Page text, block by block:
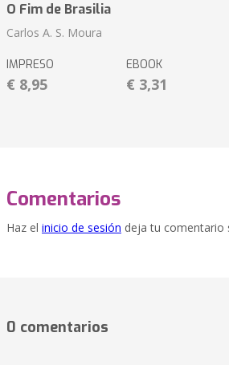
O Fim de Brasilia
Carlos A. S. Moura
IMPRESO
€ 8,95
EBOOK
€ 3,31
Comentarios
Haz el inicio de sesión deja tu comentario
0 comentarios